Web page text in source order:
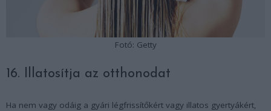
Fotó: Getty
16. Illatosítja az otthonodat
Ha nem vagy odáig a gyári légfrissítőkért vagy illatos gyertyákért,